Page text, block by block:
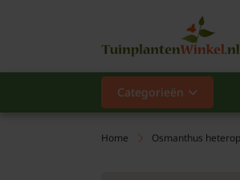
Categorieën
Categorieën
Populair
Home Osmanthus